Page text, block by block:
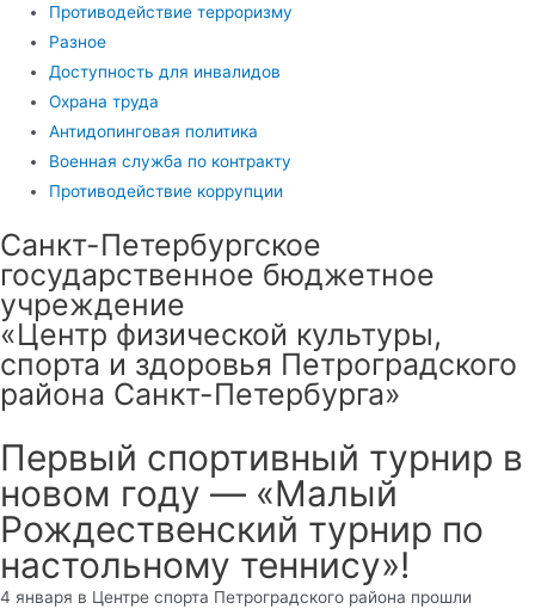
Противодействие терроризму
Разное
Доступность для инвалидов
Охрана труда
Антидопинговая политика
Военная служба по контракту
Противодействие коррупции
Санкт-Петербургское
государственное бюджетное
учреждение
«Центр физической культуры,
спорта и здоровья Петроградского
района Санкт-Петербурга»
Первый спортивный турнир в
новом году — «Малый
Рождественский турнир по
настольному теннису»!
4 января в Центре спорта Петроградского района прошли